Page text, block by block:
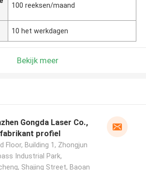
100 reeksen/maand
10 het werkdagen
Bekijk meer
Gongda Laser Co.,
profiel
Floor, Building 1, Zhongjun
Industrial Park,
Shajing Street, Baoan